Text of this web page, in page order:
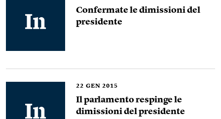
Confermate le dimissioni del
presidente
22 GEN 2015
Il parlamento respinge le
dimissioni del presidente